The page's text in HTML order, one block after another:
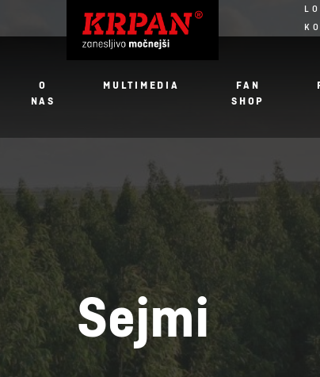
O
NAS
MULTIMEDIA
FAN
SHOP
Sejmi